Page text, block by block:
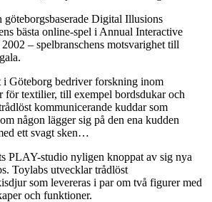
Digital Illusions
bästa online-spel i Annual Interactive
– spelbranschens motsvarighet till
Göteborg bedriver forskning inom
för textilier, till exempel bordsdukar och
kommunicerande kuddar som
någon lägger sig på den ena kudden
ett svagt sken…
PLAY-studio nyligen knoppat av sig nya
Toylabs utvecklar trådlöst
som levereras i par om två figurer med
och funktioner.